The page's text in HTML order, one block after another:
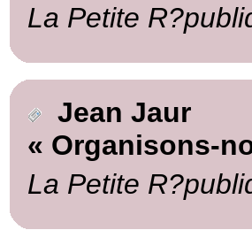
La Petite
Jean Jaur
« Organisons-
La Petite